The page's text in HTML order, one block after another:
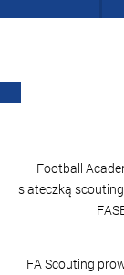
Football
siateczką
FA Scouting